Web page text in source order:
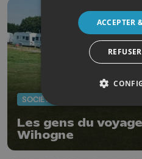
SOCIÉTÉ
Les gens du
Wihogne
ACCEPTER